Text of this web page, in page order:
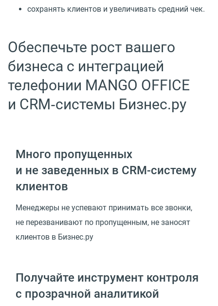
сохранять клиентов и увеличивать средний чек.
Обеспечьте рост вашего
бизнеса с интеграцией
телефонии MANGO OFFICE
и CRM‑системы Бизнес.ру
Много пропущенных
и не заведенных в CRM-систему
клиентов
Менеджеры не успевают принимать все звонки,
не перезванивают по пропущенным, не заносят
клиентов в Бизнес.ру
Получайте инструмент контроля
с прозрачной аналитикой